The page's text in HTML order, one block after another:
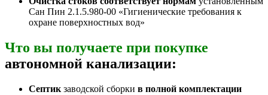
Сан Пин 2.1.5.980-00 «Гигиенические требования к
охране поверхностных вод»
Что вы получаете при покупке
автономной канализации:
Септик заводской сборки в полной комплектации